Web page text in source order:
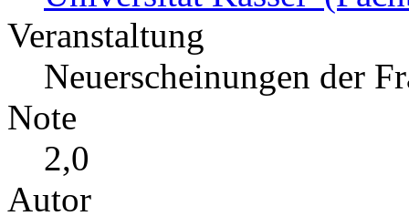
Veranstaltung
Neuerscheinungen der
Note
2,0
Autor